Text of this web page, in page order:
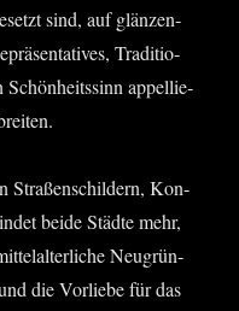
sind, auf glän­zen­
Tra­di­tio­
Schön­heits­sinn appel­lie­
Stra­ßen­schil­dern, Kon­
bei­de Städ­te mehr,
Neu­grün­
die Vor­lie­be für das